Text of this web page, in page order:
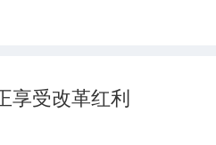
享受改革红利